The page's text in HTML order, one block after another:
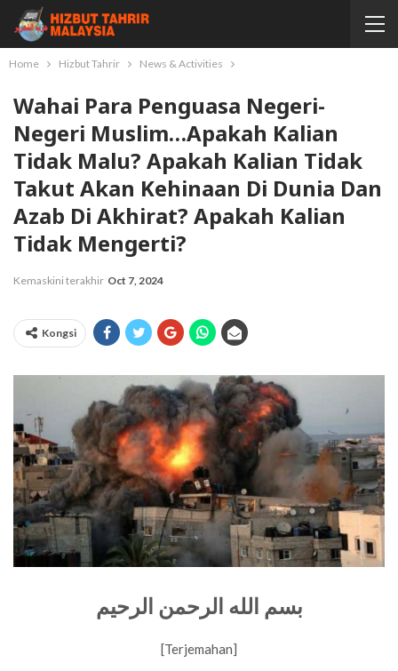
Home Hizbut Tahrir News & Activities
Wahai Para Penguasa Negeri-
Negeri Muslim…Apakah Kalian
Tidak Malu? Apakah Kalian Tidak
Takut Akan Kehinaan Di Dunia Dan
Azab Di Akhirat? Apakah Kalian
Tidak Mengerti?
Kemaskini terakhir Oct 7, 2024
Kongsi
بسم الله الرحمن الرحيم
[Terjemahan]